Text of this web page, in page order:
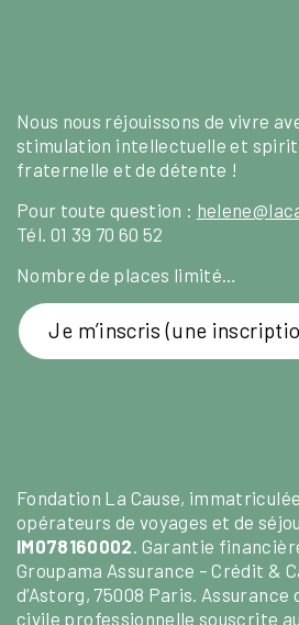
Nous nous réjouissons de vivre
stimulation intellectuelle et
fraternelle et de détente !
Pour toute question :
Tél. 01 39 70 60 52
Nombre de places limité…
Je m’inscris (une
Fondation La Cause,
opérateurs de voyages et de
IM078160002. Garantie
Groupama Assurance – Crédit &
d’Astorg, 75008 Paris.
civile professionnelle souscrite